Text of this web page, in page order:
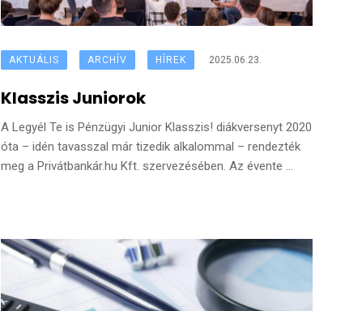
AKTUÁLIS ARCHÍV HÍREK 2025.06.23.
Klasszis Juniorok
A Legyél Te is Pénzügyi Junior Klasszis! diákversenyt 2020
óta – idén tavasszal már tizedik alkalommal – rendezték
meg a Privátbankár.hu Kft. szervezésében. Az évente ...